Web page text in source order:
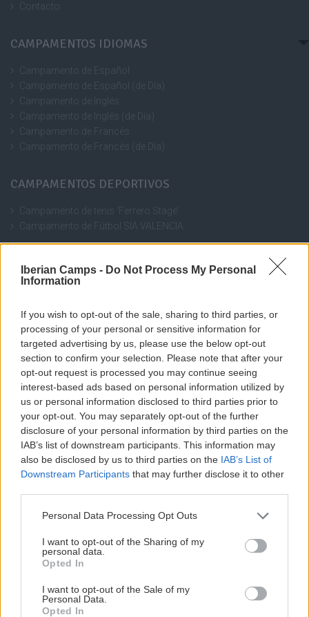
Iberian Camps - Do Not Process My Personal
Information
If you wish to opt-out of the sale, sharing to third parties, or
processing of your personal or sensitive information for
targeted advertising by us, please use the below opt-out
section to confirm your selection. Please note that after your
opt-out request is processed you may continue seeing
interest-based ads based on personal information utilized by
us or personal information disclosed to third parties prior to
your opt-out. You may separately opt-out of the further
disclosure of your personal information by third parties on the
IAB’s list of downstream participants. This information may
also be disclosed by us to third parties on the IAB’s List of
Downstream Participants that may further disclose it to other
Personal Data Processing Opt Outs
I want to opt-out of the Sharing of my
personal data.
Opted In
I want to opt-out of the Sale of my
Personal Data.
Opted In
Contacto
CAMPAMENTOS IDIOMAS
Campamento de Español
Campamento de Español (de Día)
Campamento de Inglés
Campamento de Inglés (de Día)
Campamento de Francés
Campamento de Francés (de Día)
CAMPAMENTOS DEPORTIVOS
Campamento de tenis ‘Ferrero Stage’
Campamento de Fútbol SIA VALENCIA
CONTACTO
+34 647 26 17 17
info@iberiancamps.com